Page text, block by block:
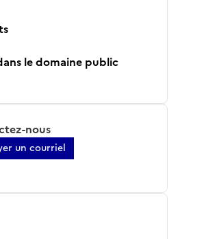
le domaine public
nous
un courriel